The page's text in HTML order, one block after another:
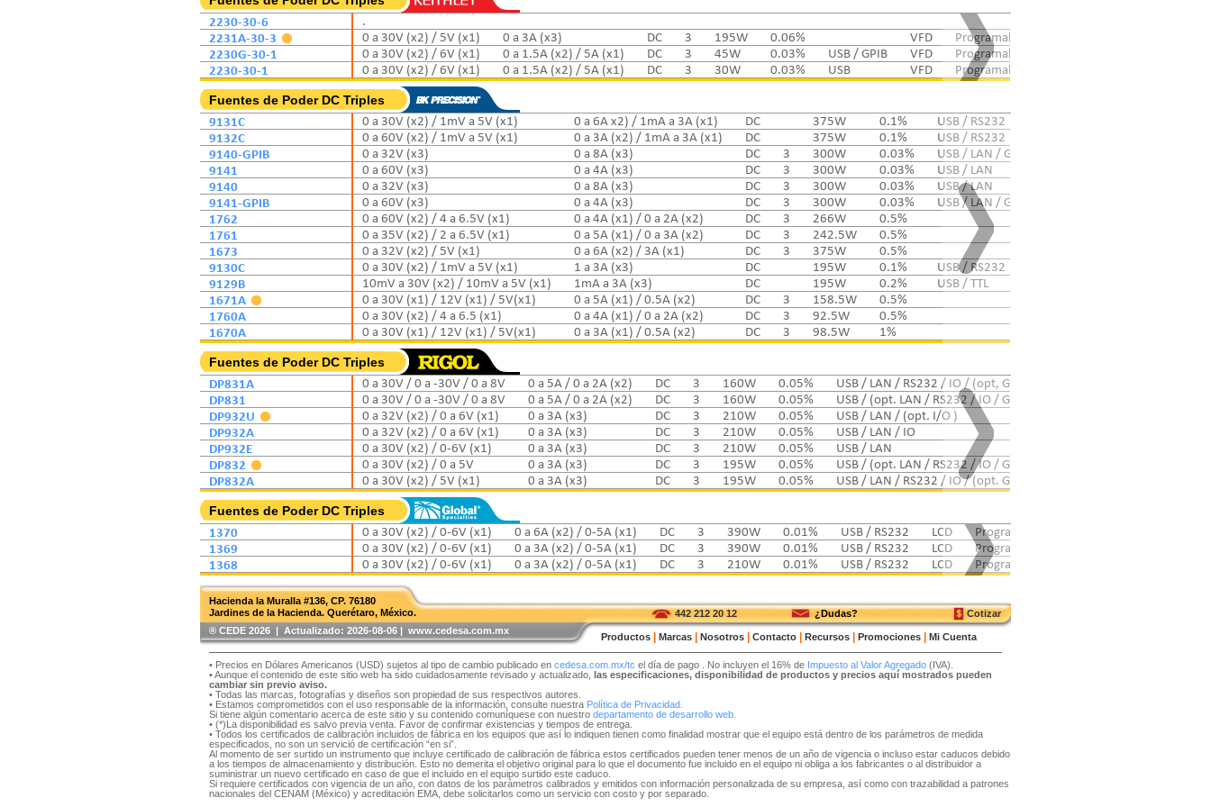
2230-30-6
2231A-30-3
2230G-30-1
2230-30-1
.
0 a 30V (x2) / 5V (x1)
0 a 3A (x3) DC 3 195W 0.06% VFD
Programable
0 a 30V (x2) / 6V (x1)
0 a 1.5A (x2) / 5A (x1) DC 3 45W 0.03% USB / GPIB VFD
Programable
0 a 30V (x2) / 6V (x1)
0 a 1.5A (x2) / 5A (x1) DC 3 30W 0.03% USB VFD Programable
Fuentes de Poder DC Triples
9131C
9132C
9140-GPIB
9141
9140
9141-GPIB
1762
1761
1673
9130C
9129B
1671A
1760A
1670A
0 a 30V (x2) / 1mV a 5V (x1) 0 a 6A x2) / 1mA a 3A (x1) DC 375W 0.1% USB / RS232
0 a 60V (x2) / 1mV a 5V (x1)
0 a 3A (x2) / 1mA a 3A (x1) DC 375W 0.1% USB / RS232
0 a 32V (x3)
0 a 8A (x3) DC 3 300W 0.03% USB / LAN / GPIB
0 a 60V (x3)
0 a 4A (x3) DC 3 300W 0.03% USB / LAN
0 a 32V (x3)
0 a 8A (x3) DC 3 300W 0.03% USB / LAN
0 a 60V (x3)
0 a 4A (x3) DC 3 300W 0.03% USB / LAN / GPIB
0 a 60V (x2) / 4 a 6.5V (x1)
0 a 4A (x1) / 0 a 2A (x2) DC 3 266W 0.5%
0 a 35V (x2) / 2 a 6.5V (x1)
0 a 5A (x1) / 0 a 3A (x2) DC 3 242.5W 0.5%
0 a 32V (x2) / 5V (x1)
0 a 6A (x2) / 3A (x1) DC 3 375W 0.5%
0 a 30V (x2) / 1mV a 5V (x1)
1 a 3A (x3) DC 195W 0.1% USB / RS232
10mV a 30V (x2) / 10mV a 5V (x1)
1mA a 3A (x3) DC 195W 0.2% USB / TTL
0 a 30V (x1) / 12V (x1) / 5V(x1)
0 a 5A (x1) / 0.5A (x2) DC 3 158.5W 0.5%
0 a 30V (x2) / 4 a 6.5 (x1)
0 a 4A (x1) / 0 a 2A (x2) DC 3 92.5W 0.5%
0 a 30V (x1) / 12V (x1) / 5V(x1)
0 a 3A (x1) / 0.5A (x2) DC 3 98.5W 1%
Fuentes de Poder DC Triples
DP831A
DP831
DP932U
DP932A
DP932E
DP832
DP832A
0 a 30V / 0 a -30V / 0 a 8V 0 a 5A / 0 a 2A (x2) DC 3 160W 0.05% USB / LAN / RS232 / IO / (opt, GPIB)
0 a 30V / 0 a -30V / 0 a 8V
0 a 5A / 0 a 2A (x2) DC 3 160W 0.05% USB / (opt. LAN / RS232 / IO / GPIB)
0 a 32V (x2) / 0 a 6V (x1)
0 a 3A (x3) DC 3 210W 0.05% USB / LAN / (opt. I/O )
0 a 32V (x2) / 0 a 6V (x1)
0 a 3A (x3) DC 3 210W 0.05% USB / LAN / IO
0 a 30V (x2) / 0-6V (x1)
0 a 3A (x3) DC 3 210W 0.05% USB / LAN
0 a 30V (x2) / 0 a 5V
0 a 3A (x3) DC 3 195W 0.05% USB / (opt. LAN / RS232 / IO / GPIB)
0 a 30V (x2) / 5V (x1)
0 a 3A (x3) DC 3 195W 0.05% USB / LAN / RS232 / IO / (opt. GPIB)
Fuentes de Poder DC Triples
1370
1369
1368
0 a 30V (x2) / 0-6V (x1) 0 a 6A (x2) / 0-5A (x1) DC 3 390W 0.01% USB / RS232 LCD
Programable
0 a 30V (x2) / 0-6V (x1)
0 a 3A (x2) / 0-5A (x1) DC 3 390W 0.01% USB / RS232 LCD
Programable
0 a 30V (x2) / 0-6V (x1)
0 a 3A (x2) / 0-5A (x1) DC 3 210W 0.01% USB / RS232 LCD Programable
Hacienda la Muralla #136, CP. 76180
Jardines de la Hacienda. Querétaro, México.
®️ CEDE 2026 | Actualizado: 2026-08-06 | www.cedesa.com.mx
442 212 20 12 ¿Dudas? Cotizar
Productos Marcas Nosotros Contacto Recursos Promociones Mi Cuenta
• Precios en Dólares Americanos (USD) sujetos al tipo de cambio publicado en cedesa.com.mx/tc el día de pago . No incluyen el 16% de Impuesto al Valor Agregado (IVA).
• Aunque el contenido de este sitio web ha sido cuidadosamente revisado y actualizado, las especificaciones, disponibilidad de productos y precios aquí mostrados pueden
cambiar sin previo aviso.
• Todas las marcas, fotografías y diseños son propiedad de sus respectivos autores.
• Estamos comprometidos con el uso responsable de la información, consulte nuestra Política de Privacidad.
Si tiene algún comentario acerca de este sitio y su contenido comuníquese con nuestro departamento de desarrollo web.
• (*)La disponibilidad es salvo previa venta. Favor de confirmar existencias y tiempos de entrega.
• Todos los certificados de calibración incluidos de fábrica en los equipos que así lo indiquen tienen como finalidad mostrar que el equipo está dentro de los parámetros de medida
especificados, no son un servició de certificación “en si”.
Al momento de ser surtido un instrumento que incluye certificado de calibración de fábrica estos certificados pueden tener menos de un año de vigencia o incluso estar caducos debido
a los tiempos de almacenamiento y distribución. Esto no demerita el objetivo original para lo que el documento fue incluido en el equipo ni obliga a los fabricantes o al distribuidor a
suministrar un nuevo certificado en caso de que el incluido en el equipo surtido este caduco.
Si requiere certificados con vigencia de un año, con datos de los parámetros calibrados y emitidos con información personalizada de su empresa, así como con trazabilidad a patrones
nacionales del CENAM (México) y acreditación EMA, debe solicitarlos como un servicio con costo y por separado.